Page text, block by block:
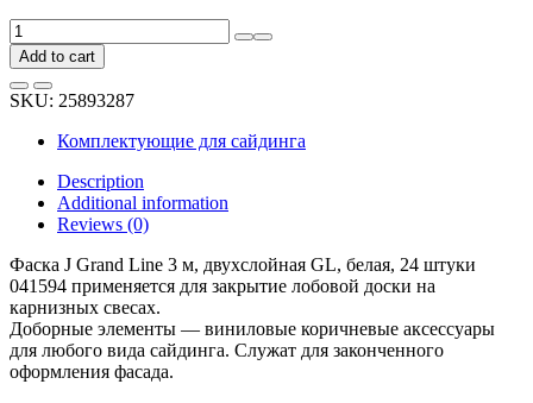
Фаска
J
Grand
Line
3
двухслойная
GL,
белая,
041594
quantity
Add to cart
SKU: 25893287
Комплектующие для сайдинга
Description
Additional information
Reviews (0)
Фаска J Grand Line 3 м, двухслойная GL, белая, 24 штуки
041594 применяется для закрытие лобовой доски на
карнизных свесах.
Доборные элементы — виниловые коричневые аксессуары
для любого вида сайдинга. Служат для законченного
оформления фасада.